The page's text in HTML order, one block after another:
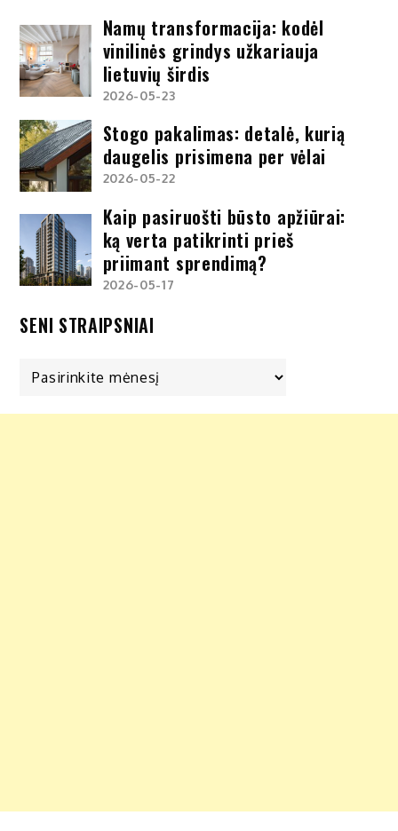
Namų transformacija: kodėl
vinilinės grindys užkariauja
lietuvių širdis
2026-05-23
Stogo pakalimas: detalė, kurią
daugelis prisimena per vėlai
2026-05-22
Kaip pasiruošti būsto apžiūrai:
ką verta patikrinti prieš
priimant sprendimą?
2026-05-17
SENI STRAIPSNIAI